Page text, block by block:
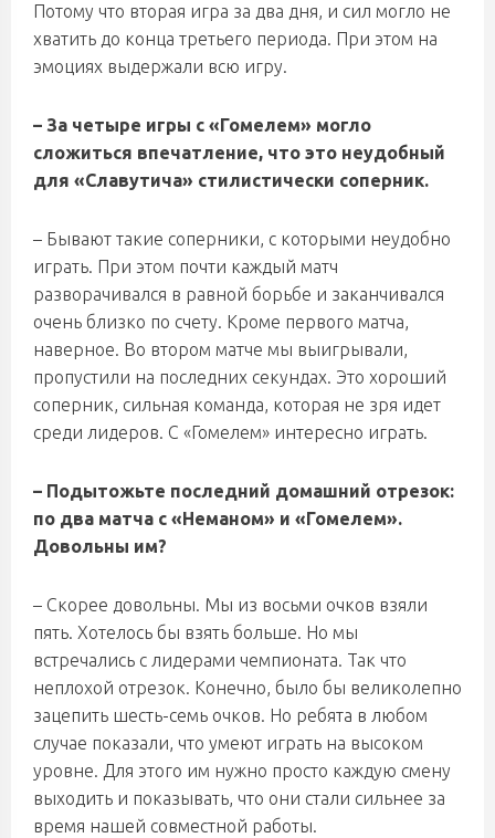
Потому что вторая игра за два дня, и сил могло не
хватить до конца третьего периода. При этом на
эмоциях выдержали всю игру.
– За четыре игры с «Гомелем» могло
сложиться впечатление, что это неудобный
для «Славутича» стилистически соперник.
– Бывают такие соперники, с которыми неудобно
играть. При этом почти каждый матч
разворачивался в равной борьбе и заканчивался
очень близко по счету. Кроме первого матча,
наверное. Во втором матче мы выигрывали,
пропустили на последних секундах. Это хороший
соперник, сильная команда, которая не зря идет
среди лидеров. С «Гомелем» интересно играть.
– Подытожьте последний домашний отрезок:
по два матча с «Неманом» и «Гомелем».
Довольны им?
– Скорее довольны. Мы из восьми очков взяли
пять. Хотелось бы взять больше. Но мы
встречались с лидерами чемпионата. Так что
неплохой отрезок. Конечно, было бы великолепно
зацепить шесть-семь очков. Но ребята в любом
случае показали, что умеют играть на высоком
уровне. Для этого им нужно просто каждую смену
выходить и показывать, что они стали сильнее за
время нашей совместной работы.